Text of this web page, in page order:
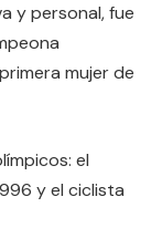
y personal, fue
mujer de
el
y el ciclista